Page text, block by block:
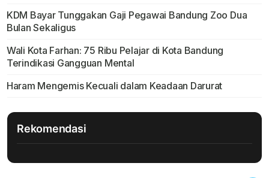
KDM Bayar Tunggakan Gaji Pegawai Bandung Zoo Dua
Bulan Sekaligus
Wali Kota Farhan: 75 Ribu Pelajar di Kota Bandung
Terindikasi Gangguan Mental
Haram Mengemis Kecuali dalam Keadaan Darurat
Rekomendasi